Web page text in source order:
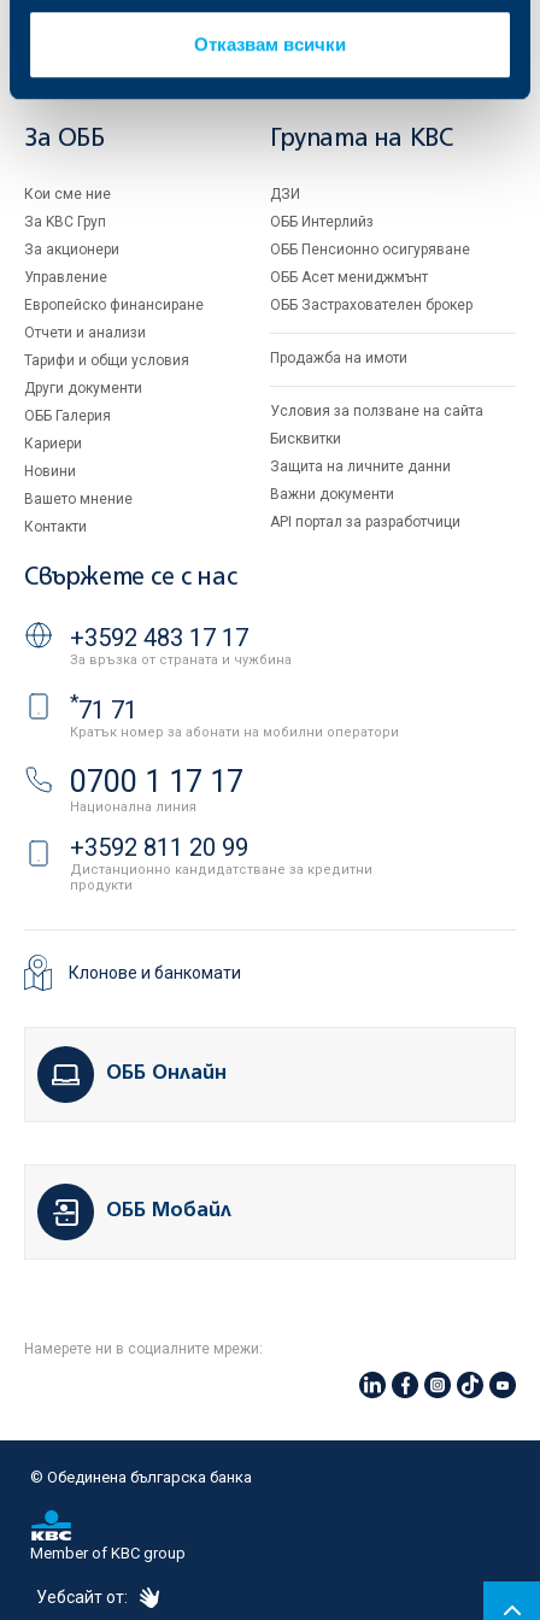
Отказвам всички
Застраховки
Кредити за собственици на фирми
Финансови институции и суверени
За ОББ
Кои сме ние
За KBC Груп
За акционери
Управление
Европейско финансиране
Отчети и анализи
Тарифи и общи условия
Други документи
ОББ Галерия
Кариери
Новини
Вашето мнение
Контакти
Групата на KBC
ДЗИ
ОББ Интерлийз
ОББ Пенсионно осигуряване
ОББ Асет мениджмънт
ОББ Застрахователен брокер
Продажба на имоти
Условия за ползване на сайта
Бисквитки
Защита на личните данни
Важни документи
API портал за разработчици
Свържете се с нас
+3592 483 17 17
За връзка от страната и чужбина
*71 71
Кратък номер за абонати на мобилни оператори
0700 1 17 17
Национална линия
+3592 811 20 99
Дистанционно кандидатстване за кредитни
продукти
Клонове и банкомати
ОББ Онлайн
ОББ Мобайл
Намерете ни в социалните мрежи:
© Oбединена българска банка
Member of KBC group
Уебсайт от: eDesign